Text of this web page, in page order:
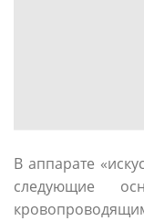
В аппарате
следующие